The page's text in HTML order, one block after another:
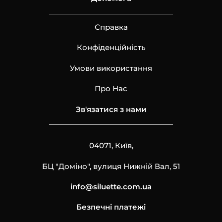
Справка
Конфіденційність
Умови використання
Про Нас
Зв'язатися з нами
04071, Київ,
БЦ "Доміно", вулиця Нижній Вал, 51
info@siluette.com.ua
Безпечні платежі